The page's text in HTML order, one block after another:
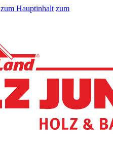
zum Hauptinhalt zum